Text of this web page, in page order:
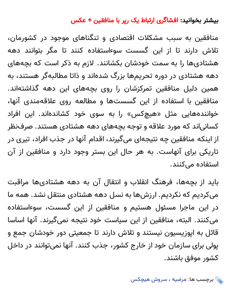
بیشتر بخوانید: افشاگری ارتباط یک رپر با منافقین + عکس
منافقین به سبب مشکلات اقتصادی و تنگناهای موجود در کشورمان،
تلاش دارند تا از این گسست سوءاستفاده کنند تا مگر بتوانند دهه
هشتادی‌ها را به سمت خودشان بکشانند. لازم به ذکر است که بچه‌های
دهه هشتادی در دوره تحریم‌ها بزرگ شده‌‌اند و ذاتا مطالبه‌گر هستند، به
همین دلیل منافقین تمرکزشان را روی بچه‌های این دهه گذاشته‌اند.
منافقین با استفاده از این گسست‌ها و مطالعه روی علاقه‌مندی آنها،
خواننده‌هایی مثل «هیچ‌کس» را به سوی خود کشانده‌اند. این افراد
کسانی‌اند که مورد علاقه‌ و توجه بچه‌های دهه هشتادی هستند. صرف‌نظر
از اینکه منافقین چه نتیجه‌ای می‌گیرند، اقدام آنها در جذب افراد، تیری در
تاریکی برای آنهاست. به هر حال این بستر وجود دارد و منافقین از آن
استفاده می‌کنند.
باید از بچه‌ها، فرهنگ انقلاب و انتقال آن به دهه هشتادی‌ها مراقبت
می‌کردیم که نکردیم. ارزش‌ها به نسل دهه هشتادی منتقل نشد. همه ما
در این ماجرا مسئول هستیم و منافقین از این گسست، سوءاستفاده
می‌کنند. البته، منافقین از این سیاست خود نتیجه نمی‌گیرند. آنها اساسا
قائل به اپوزیسیون نیستند و تلاش دارند تا جمعیتی دور خودشان جمع و
پولی برای سازمان خود از خارج کشور، جذب کنند. آنها نمی‌توانند در داخل
کشور موفق باشند.
برچسب ها: مرضیه ، سروش هیچکس